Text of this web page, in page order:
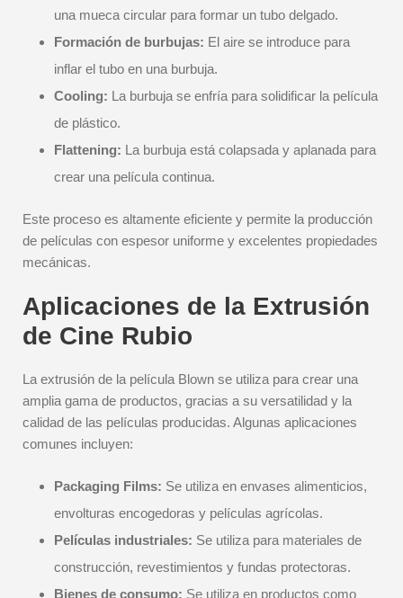
una mueca circular para formar un tubo delgado.
Formación de burbujas: El aire se introduce para
inflar el tubo en una burbuja.
Cooling: La burbuja se enfría para solidificar la película
de plástico.
Flattening: La burbuja está colapsada y aplanada para
crear una película continua.
Este proceso es altamente eficiente y permite la producción
de películas con espesor uniforme y excelentes propiedades
mecánicas.
Aplicaciones de la Extrusión
de Cine Rubio
La extrusión de la película Blown se utiliza para crear una
amplia gama de productos, gracias a su versatilidad y la
calidad de las películas producidas. Algunas aplicaciones
comunes incluyen:
Packaging Films: Se utiliza en envases alimenticios,
envolturas encogedoras y películas agrícolas.
Películas industriales: Se utiliza para materiales de
construcción, revestimientos y fundas protectoras.
Bienes de consumo: Se utiliza en productos como